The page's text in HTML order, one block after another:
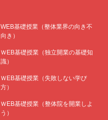
WEB基礎授業（整体業界の向き不
向き）
ＷEB基礎授業（独立開業の基礎知
識）
ＷEB基礎授業（失敗しない学び
方）
ＷEB基礎授業（整体院を開業しよ
う）